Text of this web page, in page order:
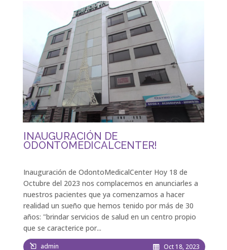
INAUGURACIÓN DE
ODONTOMEDICALCENTER!
admin Oct 18, 2023
Inauguración de OdontoMedicalCenter Hoy 18 de
Octubre del 2023 nos complacemos en anunciarles a
nuestros pacientes que ya comenzamos a hacer
realidad un sueño que hemos tenido por más de 30
años: "brindar servicios de salud en un centro propio
que se caracterice por...